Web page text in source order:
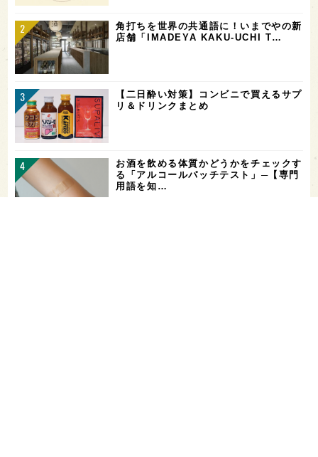
角打ちを世界の共通語に！いまでやの新
店舗「IMADEYA KAKU-UCHI T…
【二日酔い対策】コンビニで買えるサプ
リ＆ドリンクまとめ
お酒を飲める体質かどうかをチェックす
る「アルコールパッチテスト」─【専門
用語を知…